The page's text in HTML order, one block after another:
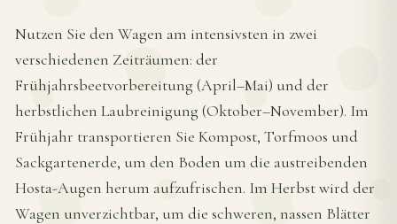
Nutzen Sie den Wagen am intensivsten in zwei
verschiedenen Zeiträumen: der
Frühjahrsbeetvorbereitung (April–Mai) und der
herbstlichen Laubreinigung (Oktober–November). Im
Frühjahr transportieren Sie Kompost, Torfmoos und
Sackgartenerde, um den Boden um die austreibenden
Hosta-Augen herum aufzufrischen. Im Herbst wird der
Wagen unverzichtbar, um die schweren, nassen Blätter